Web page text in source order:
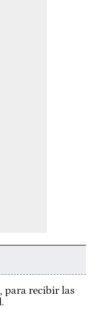
para recibir las